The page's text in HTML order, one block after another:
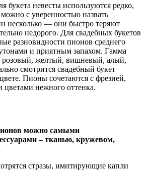
букета невесты используются редко,
с уверенностью назвать
несколько — они быстро теряют
недорого. Для свадебных букетов
разновидности пионов среднего
и приятным запахом. Гамма
розовый, желтый, вишневый, алый,
смотрится свадебный букет
Пионы сочетаются с фрезией,
нежного оттенка.
можно самыми
– тканью, кружевом,
стразы, имитирующие капли